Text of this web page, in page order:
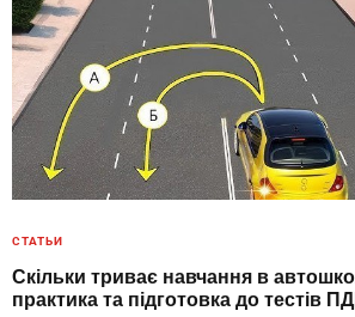
СТАТЬИ
Скільки триває навчання в
практика та підготовка до тестів